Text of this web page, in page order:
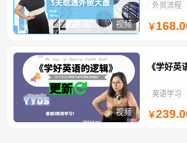
视频
外贸流程
￥
视频
《学好英
英语学习
￥